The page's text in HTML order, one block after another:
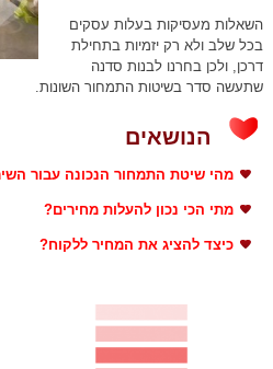
השאלות מעסיקות בעלות עסקים
בכל שלב ולא רק יזמיות בתחילת
דרכן, ולכן בחרנו לבנות סדנה
שתעשה סדר בשיטות התמחור השונות.
הנושאים
מהי שיטת התמחור הנכונה עבור
מתי הכי נכון להעלות מחירים?
כיצד להציג את המחיר ללקוח?